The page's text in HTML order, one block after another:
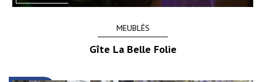
MEUBLÉS
Gîte La Belle Folie